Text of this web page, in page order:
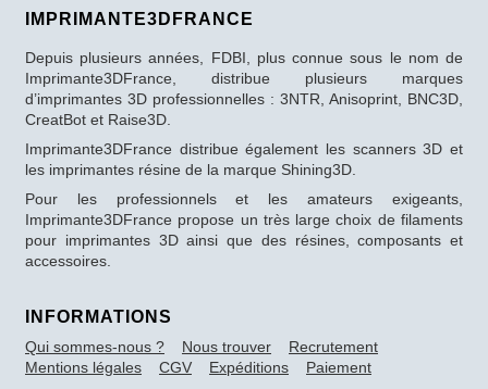
IMPRIMANTE3DFRANCE
Depuis plusieurs années, FDBI, plus connue sous le nom de
Imprimante3DFrance, distribue plusieurs marques
d’imprimantes 3D professionnelles : 3NTR, Anisoprint, BNC3D,
CreatBot et Raise3D.
Imprimante3DFrance distribue également les scanners 3D et
les imprimantes résine de la marque Shining3D.
Pour les professionnels et les amateurs exigeants,
Imprimante3DFrance propose un très large choix de filaments
pour imprimantes 3D ainsi que des résines, composants et
accessoires.
INFORMATIONS
Qui sommes-nous ? Nous trouver
Recrutement
Mentions légales
CGV Expéditions Paiement